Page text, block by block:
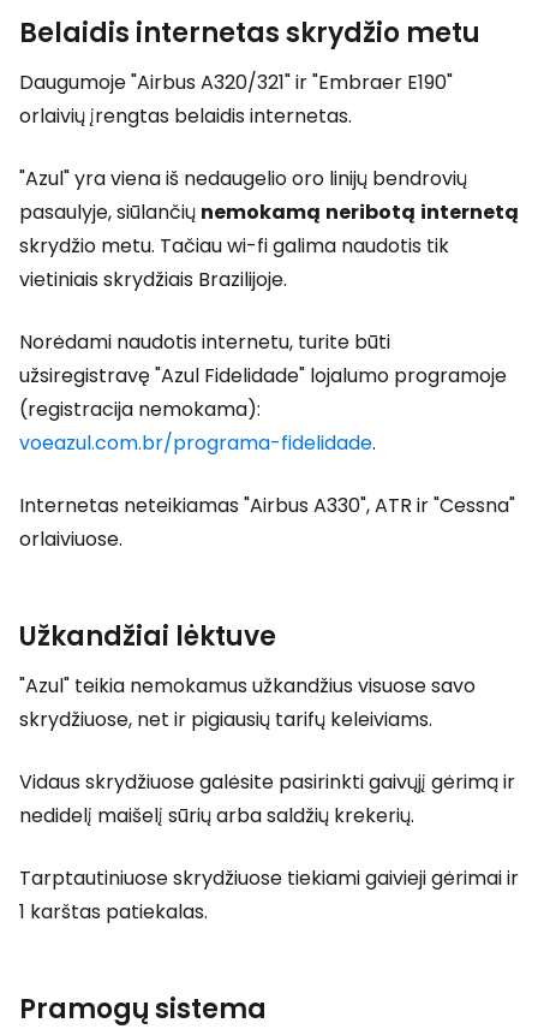
Belaidis internetas skrydžio metu
Daugumoje "Airbus A320/321" ir "Embraer E190"
orlaivių įrengtas belaidis internetas.
"Azul" yra viena iš nedaugelio oro linijų bendrovių
pasaulyje, siūlančių nemokamą neribotą internetą
skrydžio metu. Tačiau wi-fi galima naudotis tik
vietiniais skrydžiais Brazilijoje.
Norėdami naudotis internetu, turite būti
užsiregistravę "Azul Fidelidade" lojalumo programoje
(registracija nemokama):
voeazul.com.br/programa-fidelidade.
Internetas neteikiamas "Airbus A330", ATR ir "Cessna"
orlaiviuose.
Užkandžiai lėktuve
"Azul" teikia nemokamus užkandžius visuose savo
skrydžiuose, net ir pigiausių tarifų keleiviams.
Vidaus skrydžiuose galėsite pasirinkti gaivųjį gėrimą ir
nedidelį maišelį sūrių arba saldžių krekerių.
Tarptautiniuose skrydžiuose tiekiami gaivieji gėrimai ir
1 karštas patiekalas.
Pramogų sistema